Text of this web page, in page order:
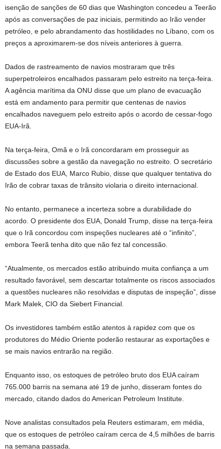
isenção de sanções de 60 dias que Washington concedeu a Teerão
após as conversações de paz iniciais, permitindo ao Irão vender
petróleo, e pelo abrandamento das hostilidades no Líbano, com os
preços a aproximarem-se dos níveis anteriores à guerra.
Dados de rastreamento de navios mostraram que três
superpetroleiros encalhados passaram pelo estreito na terça-feira.
A agência marítima da ONU disse que um plano de evacuação
está em andamento para permitir que centenas de navios
encalhados naveguem pelo estreito após o acordo de cessar-fogo
EUA-Irã.
Na terça-feira, Omã e o Irã concordaram em prosseguir as
discussões sobre a gestão da navegação no estreito. O secretário
de Estado dos EUA, Marco Rubio, disse que qualquer tentativa do
Irão de cobrar taxas de trânsito violaria o direito internacional.
No entanto, permanece a incerteza sobre a durabilidade do
acordo. O presidente dos EUA, Donald Trump, disse na terça-feira
que o Irã concordou com inspeções nucleares até o “infinito”,
embora Teerã tenha dito que não fez tal concessão.
“Atualmente, os mercados estão atribuindo muita confiança a um
resultado favorável, sem descartar totalmente os riscos associados
a questões nucleares não resolvidas e disputas de inspeção”, disse
‌Mark Malek, CIO da Siebert Financial.
Os investidores também estão atentos à rapidez com que os
produtores do Médio Oriente poderão restaurar as exportações e
se mais navios entrarão na região.
Enquanto isso, os estoques de petróleo bruto dos EUA caíram
765.000 barris na semana até 19 de junho, disseram fontes do
mercado, citando dados do American Petroleum Institute.
Nove analistas consultados pela Reuters estimaram, em média,
que os estoques de petróleo caíram cerca de 4,5 milhões de barris
na semana passada.